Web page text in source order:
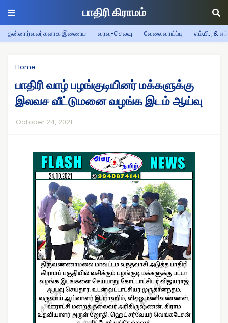
பாதிரி கிராமம்
தன்னார்வலர்களாக இணைய வரவு-செலவு வேலைவாய்ப்பு எம்.பி., &
Home
பாதிரி வாழ் பழங்குடியினர் மக்களுக்கு
இலவச வீட்டுமனை வழங்க இடம் ஆய்வு
October 24, 2021